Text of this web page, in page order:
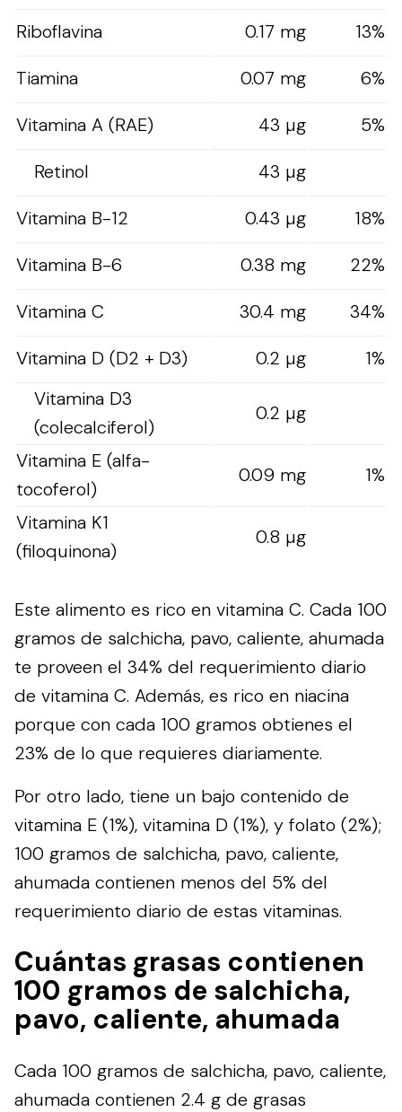
Riboflavina
0.17 mg
13%
Tiamina
0.07 mg
6%
Vitamina A (RAE)
43 µg
5%
Retinol
43 µg
Vitamina B-12
0.43 µg
18%
Vitamina B-6
0.38 mg
22%
Vitamina C
30.4 mg
34%
Vitamina D (D2 + D3)
0.2 µg
1%
Vitamina D3
(colecalciferol)
0.2 µg
Vitamina E (alfa-
tocoferol)
0.09 mg 1%
Vitamina K1
(filoquinona)
0.8 µg
Este alimento es rico en vitamina C. Cada 100
gramos de salchicha, pavo, caliente, ahumada
te proveen el 34% del requerimiento diario
de vitamina C. Además, es rico en niacina
porque con cada 100 gramos obtienes el
23% de lo que requieres diariamente.
Por otro lado, tiene un bajo contenido de
vitamina E (1%), vitamina D (1%), y folato (2%);
100 gramos de salchicha, pavo, caliente,
ahumada contienen menos del 5% del
requerimiento diario de estas vitaminas.
Cuántas grasas contienen
100 gramos de salchicha,
pavo, caliente, ahumada
Cada 100 gramos de salchicha, pavo, caliente,
ahumada contienen 2.4 g de grasas